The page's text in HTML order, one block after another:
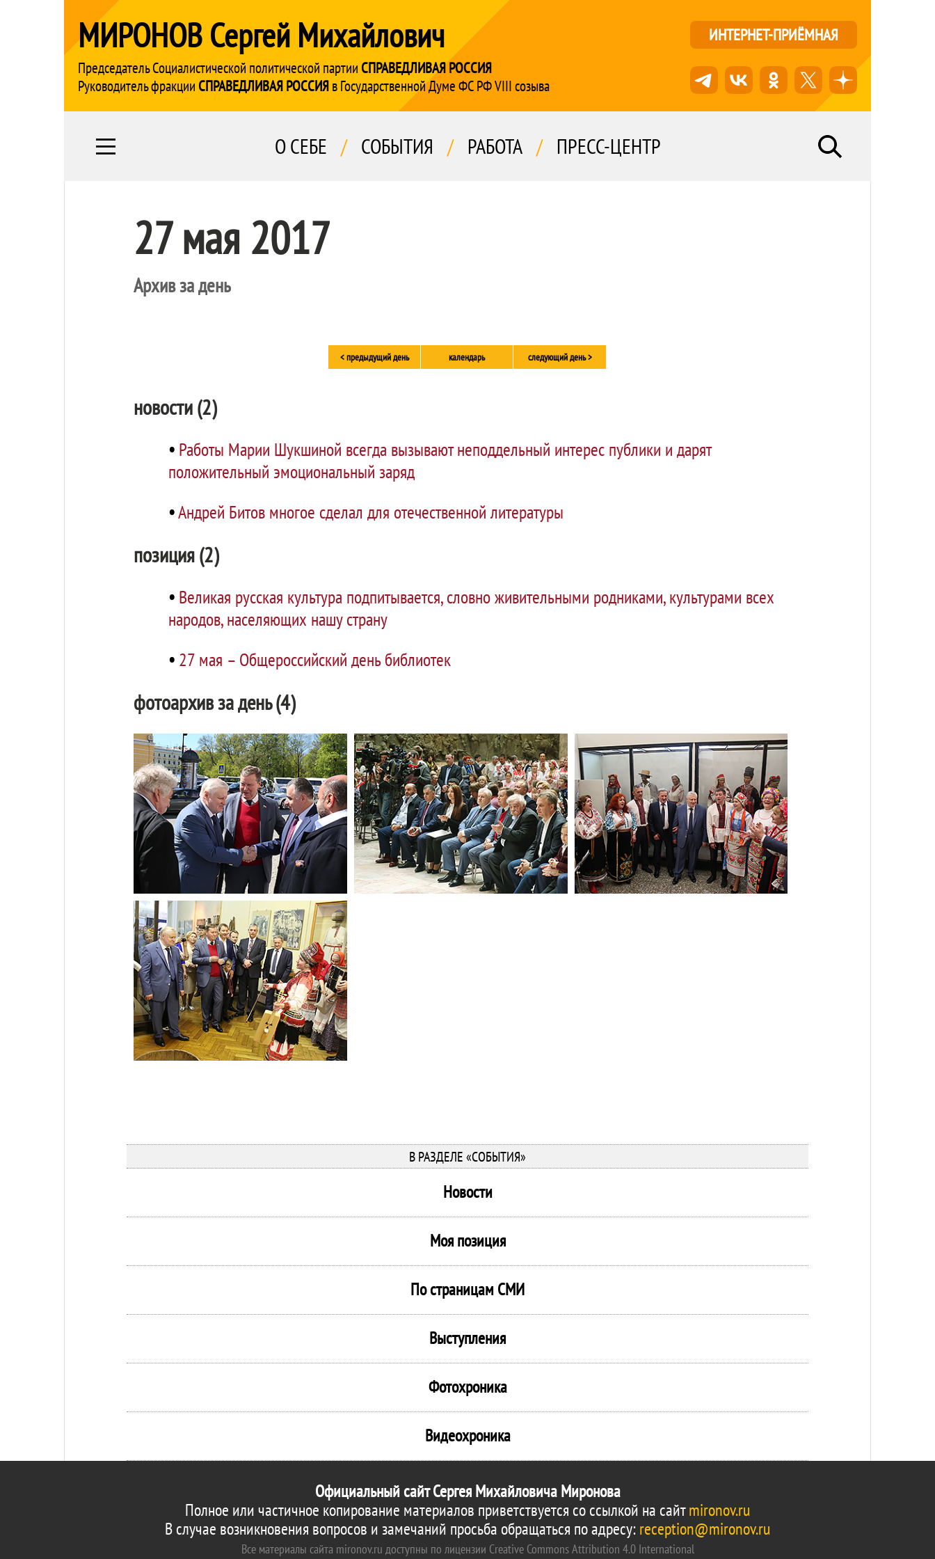
МИРОНОВ Сергей Михайлович
Председатель Социалистической политической партии СПРАВЕДЛИВАЯ РОССИЯ
Руководитель фракции СПРАВЕДЛИВАЯ РОССИЯв Государственной Думе ФС РФ VIII созыва
ИНТЕРНЕТ-ПРИЁМНАЯ
О СЕБЕ / СОБЫТИЯ / РАБОТА / ПРЕСС-ЦЕНТР
27 мая 2017
Архив за день
< предыдущий день календарь следующий день >
новости (2)
• Работы Марии Шукшиной всегда вызывают неподдельный интерес публики и дарят
положительный эмоциональный заряд
•Андрей Битов многое сделал для отечественной литературы
позиция (2)
• Великая русская культура подпитывается, словно живительными родниками, культурами всех
народов, населяющих нашу страну
• 27 мая – Общероссийский день библиотек
фотоархив за день (4)
В РАЗДЕЛЕ «СОБЫТИЯ»
Новости
Моя позиция
По страницам СМИ
Выступления
Фотохроника
Видеохроника
Официальный сайт Сергея Михайловича Миронова
Полное или частичное копирование материалов приветствуется со ссылкой на сайтmironov.ru
В случае возникновения вопросов и замечаний просьба обращаться по адресу:reception@mironov.ru
Все материалы сайта mironov.ru доступны по лицензии Creative Commons Attribution 4.0 International